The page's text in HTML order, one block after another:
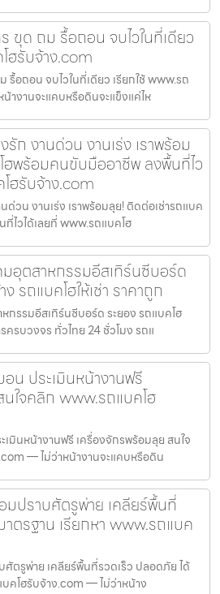
ขุด ถม รื้อถอน จบไวในที่เดียว
ฮรับจ้าง.com
อถอน จบไวในที่เดียว เรียกใช้ www.รถ
างานจะแคบหรือดินจะแข็งแค่ไห
ก งานด่วน งานเร่ง เราพร้อม
ฮพร้อมคนขับมืออาชีพ ลงพื้นที่ไว
ฮรับจ้าง.com
วน งานเร่ง เราพร้อมลุย! ติดต่อเช่ารถแบค
ไวได้เลยที่ www.รถแบคโฮ
อุตสาหกรรมอีสเทิร์นซีบอร์ด
รถแบคโฮให้เช่า ราคาถูก
กรรมอีสเทิร์นซีบอร์ด ระยอง รถแบคโฮ
ครบวงจร ทั่วไทย 24 ชั่วโมง รถแ
อน ประเมินหน้างานฟรี
ใจคลิก www.รถแบคโฮ
เมินหน้างานฟรี เครื่องจักรพร้อมลุย สนใจ
— ไม่ว่าหน้างานจะแคบหรือดิน
มปราบศัตรูพ่าย เคลียร์พื้นที่
ตรฐาน เรียกหา www.รถแบค
ตรูพ่าย เคลียร์พื้นที่รวดเร็ว ปลอดภัย ได้
คโฮรับจ้าง.com — ไม่ว่าหน้าง